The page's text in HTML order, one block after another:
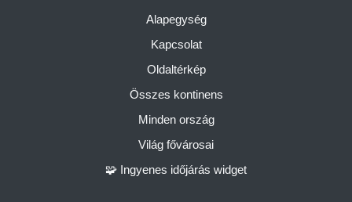
Alapegység
Kapcsolat
Oldaltérkép
Összes kontinens
Minden ország
Világ fővárosai
🧩 Ingyenes időjárás widget